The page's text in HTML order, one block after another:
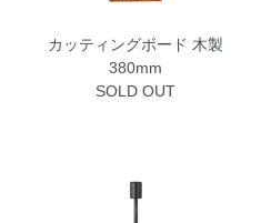
カッティングボード 木製
380mm
SOLD OUT